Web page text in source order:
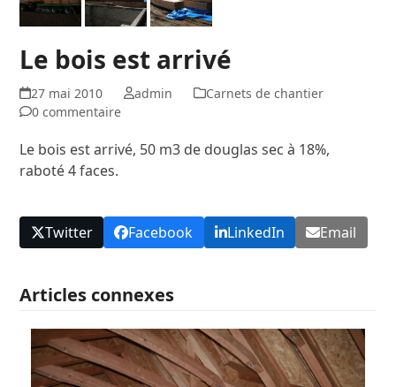
Le bois est arrivé
27 mai 2010 admin
Carnets de chantier
0 commentaire
Le bois est arrivé, 50 m3 de douglas sec à 18%,
raboté 4 faces.
Twitter Facebook LinkedIn Email
Articles connexes